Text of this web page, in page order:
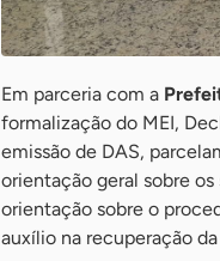
Em parceria com a
formalização do MEI,
emissão de DAS,
orientação geral sobre
orientação sobre o
auxílio na recuperação